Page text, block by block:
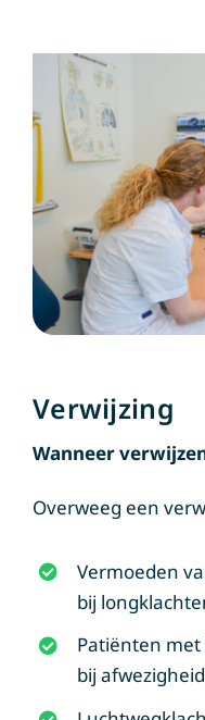
Verwijzing
Wanneer
Overweeg een
Vermoeden
bij
Patiënten
bij